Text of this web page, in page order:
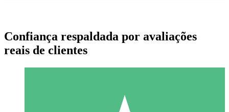
Confiança respaldada por avaliações
reais de clientes